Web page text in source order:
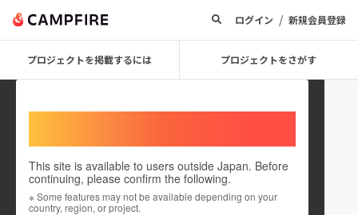
ログイン / 新規会員登録
プロジェクトを掲載するには プロジェクトをさがす
This site is available to users outside Japan. Before
continuing, please confirm the following.
※ Some features may not be available depending on your
country, region, or project.
actcoin